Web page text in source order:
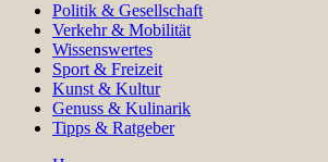
Politik & Gesellschaft
Verkehr & Mobilität
Wissenswertes
Sport & Freizeit
Kunst & Kultur
Genuss & Kulinarik
Tipps & Ratgeber